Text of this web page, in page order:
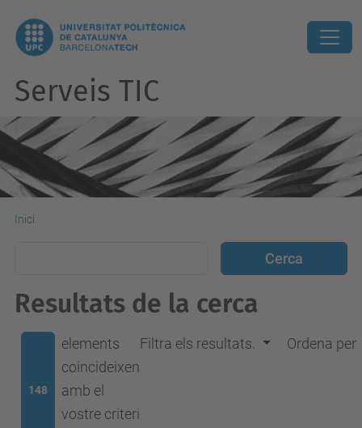
Serveis TIC
Inici
Resultats de la cerca
148
elements
coincideixen
amb el
vostre criteri
Filtra els resultats. Ordena per